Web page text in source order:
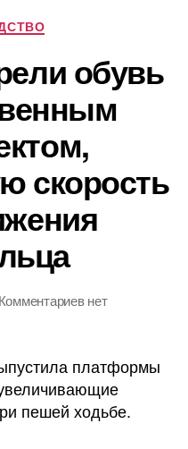
обувь
скорость
Комментариевк
США
изобрели
обувь
с
нет
платформы
пешей ходьбе.